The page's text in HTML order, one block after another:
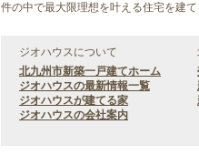
件の中で最大限理想を叶える住宅を建
ジオハウスについて
北九州市新築一戸建てホーム
ジオハウスの最新情報一覧
ジオハウスが建てる家
ジオハウスの会社案内